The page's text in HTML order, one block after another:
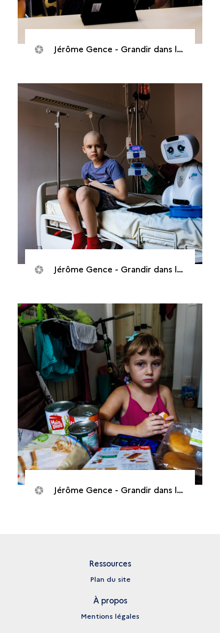
Jérôme Gence - Grandir dans la cour d’écrans
Jérôme Gence - Grandir dans la cour d’écrans
Jérôme Gence - Grandir dans la cour d’écrans
Ressources
Plan du site
À propos
Mentions légales